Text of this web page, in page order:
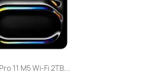
11 M5 Wi‑Fi 2TB...